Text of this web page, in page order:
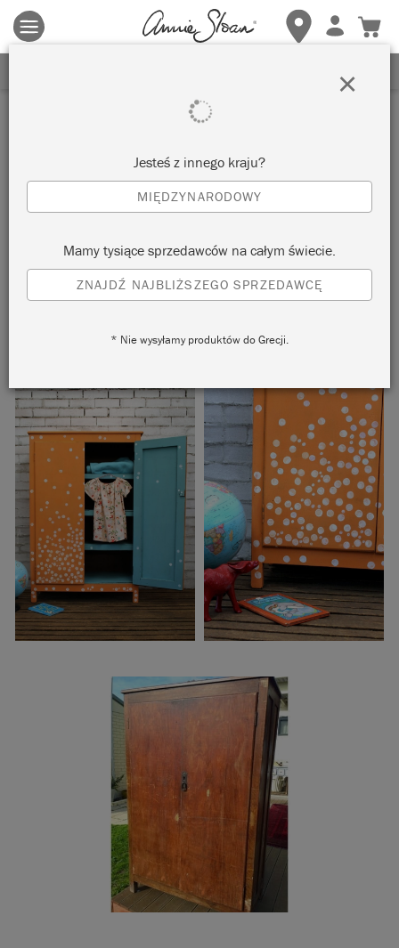
Obowiązują zasady i warunki. Kliknij tutaj
aby uzyskać więcej
szczegółów.
Inspiracje
SPOTTED WARDROBE
by Beau Ford
Painter in Residence Beau Ford created this fun, colourful
children’s wardrobe using Chalk Paint® in complementary
Jesteś z innego kraju?
MIĘDZYNARODOWY
Mamy tysiące sprzedawców na całym świecie.
ZNAJDŹ NAJBLIŻSZEGO SPRZEDAWCĘ
* Nie wysyłamy produktów do Grecji.
×